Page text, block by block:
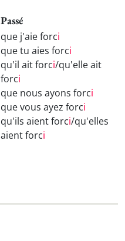
Passé
que j'aie forci
que tu aies forci
qu'il ait forci/qu'elle ait
forci
que nous ayons forci
que vous ayez forci
qu'ils aient forci/qu'elles
aient forci